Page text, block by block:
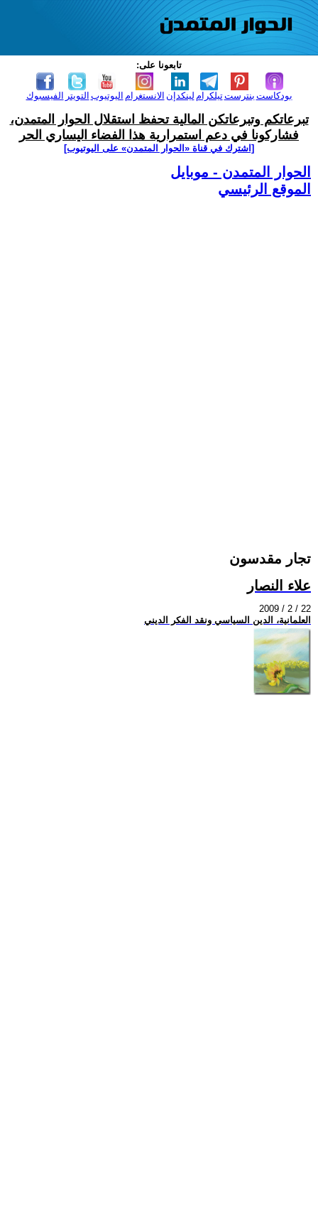
تابعونا على:
الفيسبوك التويتر اليوتيوب الانستغرام لينكدإن تيلكرامبنترست بودكاست
تبرعاتكم وتبرعاتكن المالية تحفظ استقلال الحوار المتمدن،
فشاركونا في دعم استمرارية هذا الفضاء اليساري الحر
[اشترك في قناة ‫«الحوار المتمدن» على اليوتيوب]
الحوار المتمدن - موبايل
الموقع الرئيسي
تجار مقدسون
علاء النصار
2009 / 2 / 22
العلمانية، الدين السياسي ونقد الفكر الديني